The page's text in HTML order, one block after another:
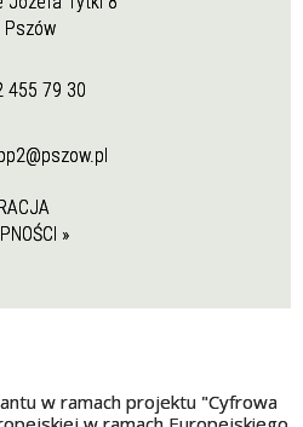
Pszów
455 79 30
»
w ramach projektu "Cyfrowa